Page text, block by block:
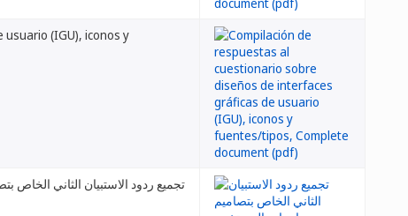
(IGU), iconos y
تجميع ردود الاستبيان الثاني